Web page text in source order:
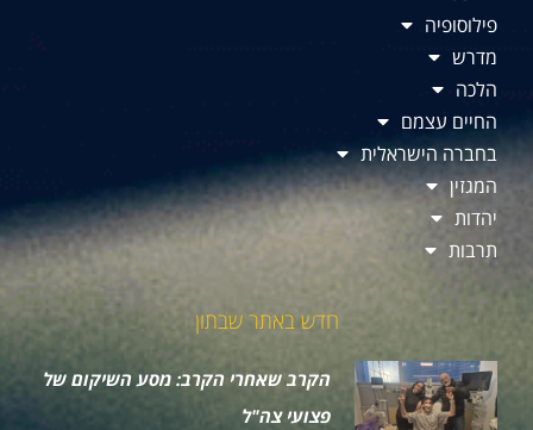
פילוסופיה
מדרש
הלכה
החיים עצמם
בחברה הישראלית
המגזין
יהדות
תרבות
חדש באתר שבתון
הקרב שאחרי הקרב: מסע השיקום של
פצועי צה"ל